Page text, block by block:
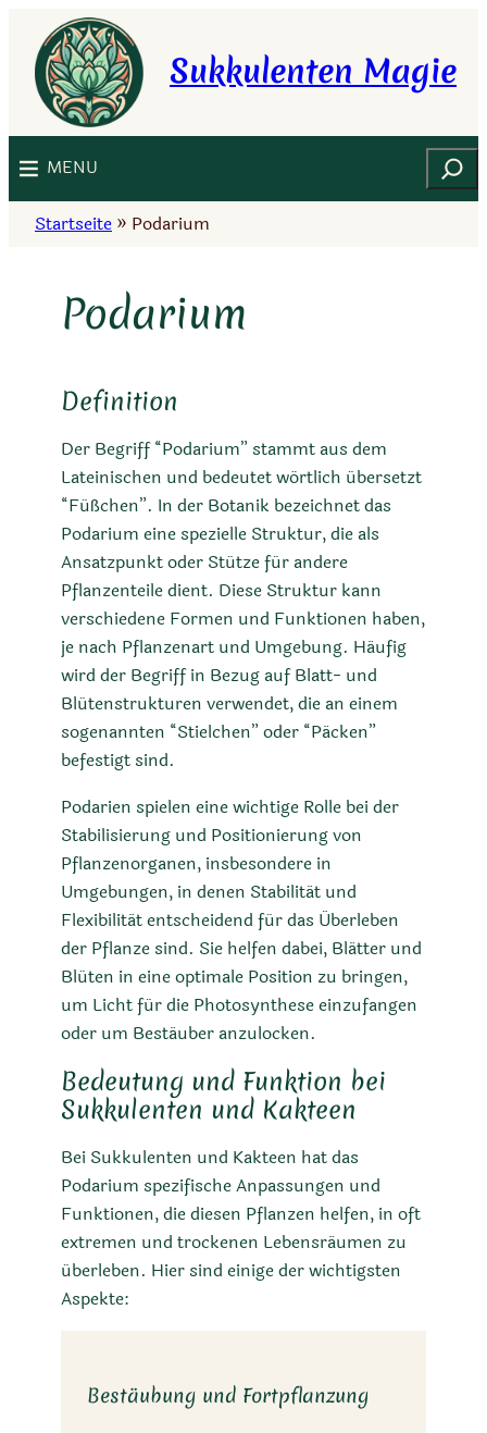
Inhalt
springen
Sukkulenten Magie
MENU Suchen
Startseite » Podarium
Podarium
Definition
Der Begriff “Podarium” stammt aus dem
Lateinischen und bedeutet wörtlich übersetzt
“Füßchen”. In der Botanik bezeichnet das
Podarium eine spezielle Struktur, die als
Ansatzpunkt oder Stütze für andere
Pflanzenteile dient. Diese Struktur kann
verschiedene Formen und Funktionen haben,
je nach Pflanzenart und Umgebung. Häufig
wird der Begriff in Bezug auf Blatt- und
Blütenstrukturen verwendet, die an einem
sogenannten “Stielchen” oder “Päcken”
befestigt sind.
Podarien spielen eine wichtige Rolle bei der
Stabilisierung und Positionierung von
Pflanzenorganen, insbesondere in
Umgebungen, in denen Stabilität und
Flexibilität entscheidend für das Überleben
der Pflanze sind. Sie helfen dabei, Blätter und
Blüten in eine optimale Position zu bringen,
um Licht für die Photosynthese einzufangen
oder um Bestäuber anzulocken.
Bedeutung und Funktion bei
Sukkulenten und Kakteen
Bei Sukkulenten und Kakteen hat das
Podarium spezifische Anpassungen und
Funktionen, die diesen Pflanzen helfen, in oft
extremen und trockenen Lebensräumen zu
überleben. Hier sind einige der wichtigsten
Aspekte:
Bestäubung und Fortpflanzung